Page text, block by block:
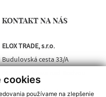
cookies
používame na zlepšenie
KONTAKT NA NÁS
ELOX TRADE, s.r.o.
Budulovská cesta 33/A
045 01 Moldava nad Bodvou
Email:elox@elox.sk